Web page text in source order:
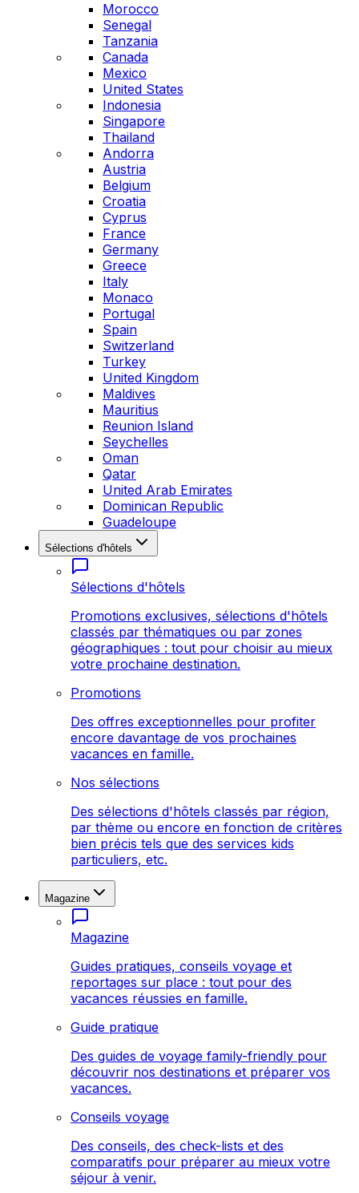
Morocco
Senegal
Tanzania
Canada
Mexico
United States
Indonesia
Singapore
Thailand
Andorra
Austria
Belgium
Croatia
Cyprus
France
Germany
Greece
Italy
Monaco
Portugal
Spain
Switzerland
Turkey
United Kingdom
Maldives
Mauritius
Reunion Island
Seychelles
Oman
Qatar
United Arab Emirates
Dominican Republic
Guadeloupe
Sélections d'hôtels
Sélections d'hôtels
Promotions exclusives, sélections d'hôtels
classés par thématiques ou par zones
géographiques : tout pour choisir au mieux
votre prochaine destination.
Promotions
Des offres exceptionnelles pour profiter
encore davantage de vos prochaines
vacances en famille.
Nos sélections
Des sélections d'hôtels classés par région,
par thème ou encore en fonction de critères
bien précis tels que des services kids
particuliers, etc.
Magazine
Magazine
Guides pratiques, conseils voyage et
reportages sur place : tout pour des
vacances réussies en famille.
Guide pratique
Des guides de voyage family-friendly pour
découvrir nos destinations et préparer vos
vacances.
Conseils voyage
Des conseils, des check-lists et des
comparatifs pour préparer au mieux votre
séjour à venir.